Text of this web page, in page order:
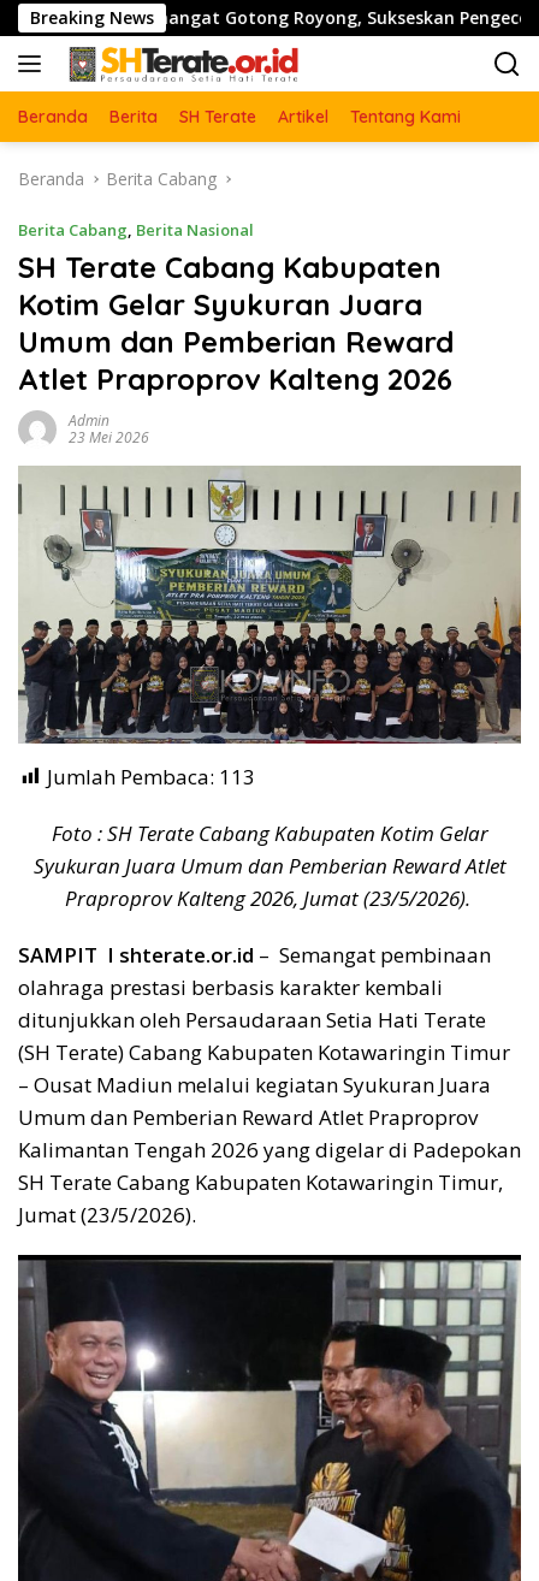
Langsung
ke
konten
Breaking News
Gotong Royong, Sukseskan Pengecoran Jembatan
Beranda Berita SH Terate Artikel Tentang Kami
Beranda Berita Cabang
Berita Cabang, Berita Nasional
SH Terate Cabang Kabupaten
Kotim Gelar Syukuran Juara
Umum dan Pemberian Reward
Atlet Praproprov Kalteng 2026
Admin
23 Mei 2026
Jumlah Pembaca: 113
Foto : SH Terate Cabang Kabupaten Kotim Gelar
Syukuran Juara Umum dan Pemberian Reward Atlet
Praproprov Kalteng 2026, Jumat (23/5/2026).
SAMPIT I shterate.or.id – Semangat pembinaan
olahraga prestasi berbasis karakter kembali
ditunjukkan oleh Persaudaraan Setia Hati Terate
(SH Terate) Cabang Kabupaten Kotawaringin Timur
– Ousat Madiun melalui kegiatan Syukuran Juara
Umum dan Pemberian Reward Atlet Praproprov
Kalimantan Tengah 2026 yang digelar di Padepokan
SH Terate Cabang Kabupaten Kotawaringin Timur,
Jumat (23/5/2026).